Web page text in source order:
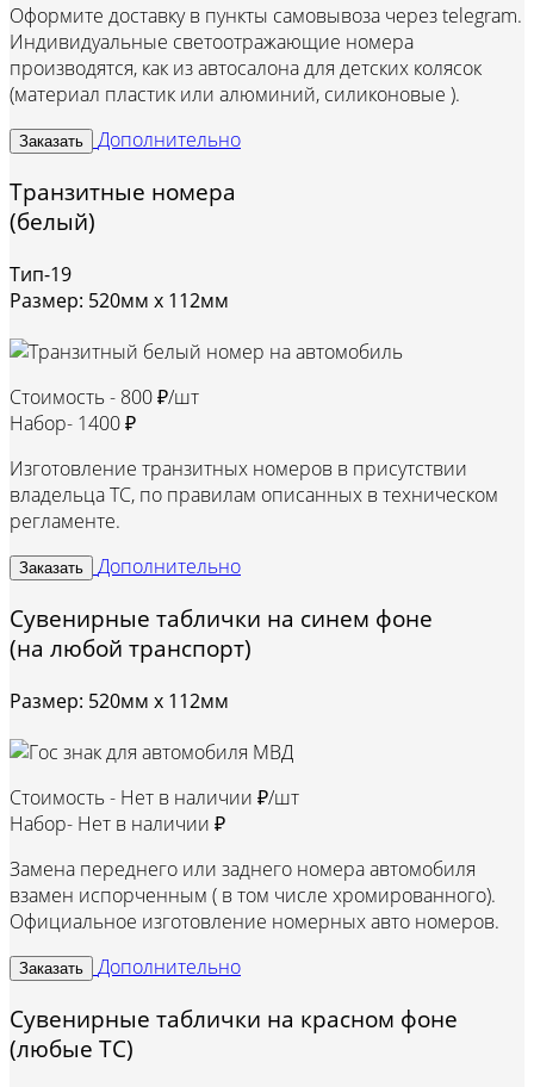
Оформите доставку в пункты самовывоза через telegram.
Индивидуальные светоотражающие номера
производятся, как из автосалона для детских колясок
(материал пластик или алюминий, силиконовые ).
Заказать Дополнительно
Транзитные номера
(белый)
Тип-19
Размер: 520мм х 112мм
Стоимость - 800 ₽/шт
Набор- 1400 ₽
Изготовление транзитных номеров в присутствии
владельца ТС, по правилам описанных в техническом
регламенте.
Заказать Дополнительно
Сувенирные таблички на синем фоне
(на любой транспорт)
Размер: 520мм х 112мм
Стоимость - Нет в наличии ₽/шт
Набор- Нет в наличии ₽
Замена переднего или заднего номера автомобиля
взамен испорченным ( в том числе хромированного).
Официальное изготовление номерных авто номеров.
Заказать Дополнительно
Сувенирные таблички на красном фоне
(любые ТС)